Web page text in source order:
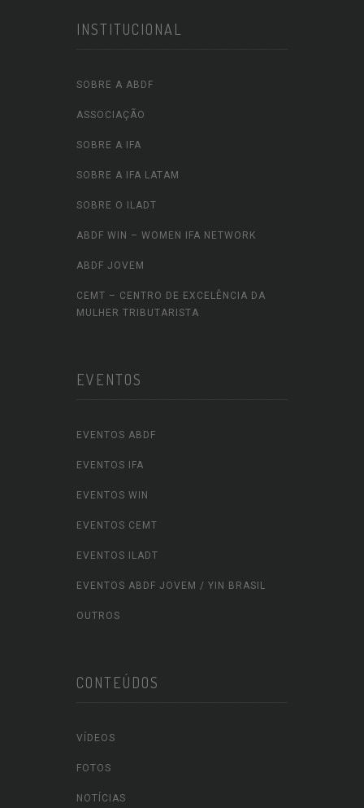
INSTITUCIONAL
SOBRE A ABDF
ASSOCIAÇÃO
SOBRE A IFA
SOBRE A IFA LATAM
SOBRE O ILADT
ABDF WIN – WOMEN IFA NETWORK
ABDF JOVEM
CEMT – CENTRO DE EXCELÊNCIA DA
MULHER TRIBUTARISTA
EVENTOS
EVENTOS ABDF
EVENTOS IFA
EVENTOS WIN
EVENTOS CEMT
EVENTOS ILADT
EVENTOS ABDF JOVEM / YIN BRASIL
OUTROS
CONTEÚDOS
VÍDEOS
FOTOS
NOTÍCIAS